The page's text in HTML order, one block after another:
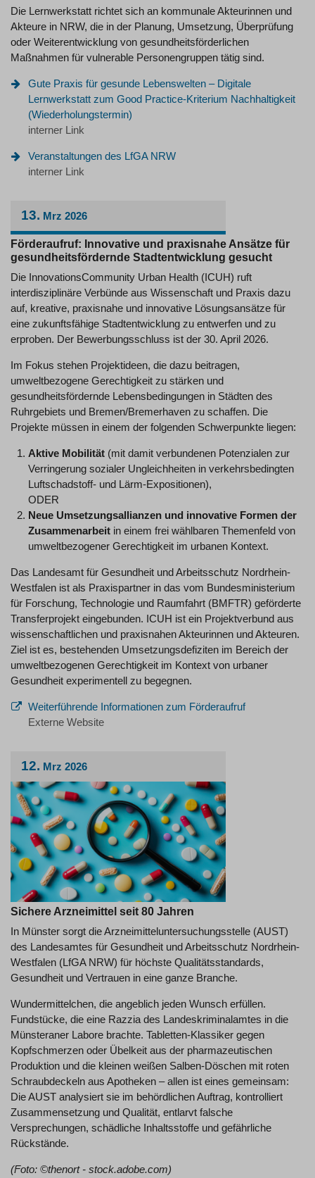
Die Lernwerkstatt richtet sich an kommunale Akteurinnen und
Akteure in NRW, die in der Planung, Umsetzung, Überprüfung
oder Weiterentwicklung von gesundheitsförderlichen
Maßnahmen für vulnerable Personengruppen tätig sind.
Gute Praxis für gesunde Lebenswelten – Digitale
Lernwerkstatt zum Good Practice-Kriterium Nachhaltigkeit
(Wiederholungstermin)
interner Link
Veranstaltungen des LfGA NRW
interner Link
13. Mrz 2026
Förderaufruf: Innovative und praxisnahe Ansätze für
gesundheitsfördernde Stadtentwicklung gesucht
Die InnovationsCommunity Urban Health (ICUH) ruft
interdisziplinäre Verbünde aus Wissenschaft und Praxis dazu
auf, kreative, praxisnahe und innovative Lösungsansätze für
eine zukunftsfähige Stadtentwicklung zu entwerfen und zu
erproben. Der Bewerbungsschluss ist der 30. April 2026.
Im Fokus stehen Projektideen, die dazu beitragen,
umweltbezogene Gerechtigkeit zu stärken und
gesundheitsfördernde Lebensbedingungen in Städten des
Ruhrgebiets und Bremen/Bremerhaven zu schaffen. Die
Projekte müssen in einem der folgenden Schwerpunkte liegen:
Aktive Mobilität (mit damit verbundenen Potenzialen zur
Verringerung sozialer Ungleichheiten in verkehrsbedingten
Luftschadstoff- und Lärm-Expositionen),
ODER
Neue Umsetzungsallianzen und innovative Formen der
Zusammenarbeit in einem frei wählbaren Themenfeld von
umweltbezogener Gerechtigkeit im urbanen Kontext.
Das Landesamt für Gesundheit und Arbeitsschutz Nordrhein-
Westfalen ist als Praxispartner in das vom Bundesministerium
für Forschung, Technologie und Raumfahrt (BMFTR) geförderte
Transferprojekt eingebunden. ICUH ist ein Projektverbund aus
wissenschaftlichen und praxisnahen Akteurinnen und Akteuren.
Ziel ist es, bestehenden Umsetzungsdefiziten im Bereich der
umweltbezogenen Gerechtigkeit im Kontext von urbaner
Gesundheit experimentell zu begegnen.
Weiterführende Informationen zum Förderaufruf
Externe Website
12. Mrz 2026
Sichere Arzneimittel seit 80 Jahren
In Münster sorgt die Arzneimitteluntersuchungsstelle (AUST)
des Landesamtes für Gesundheit und Arbeitsschutz Nordrhein-
Westfalen (LfGA NRW) für höchste Qualitätsstandards,
Gesundheit und Vertrauen in eine ganze Branche.
Wundermittelchen, die angeblich jeden Wunsch erfüllen.
Fundstücke, die eine Razzia des Landeskriminalamtes in die
Münsteraner Labore brachte. Tabletten-Klassiker gegen
Kopfschmerzen oder Übelkeit aus der pharmazeutischen
Produktion und die kleinen weißen Salben-Döschen mit roten
Schraubdeckeln aus Apotheken – allen ist eines gemeinsam:
Die AUST analysiert sie im behördlichen Auftrag, kontrolliert
Zusammensetzung und Qualität, entlarvt falsche
Versprechungen, schädliche Inhaltsstoffe und gefährliche
Rückstände.
(Foto: ©thenort - stock.adobe.com)